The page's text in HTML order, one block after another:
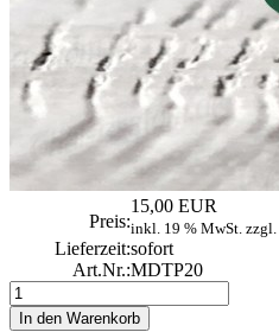
Preis:
15,00 EUR
inkl. 19 % MwSt. zzgl.
Lieferzeit:sofort
Art.Nr.:MDTP20